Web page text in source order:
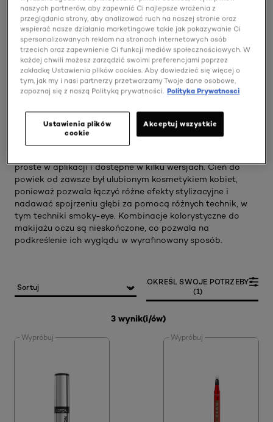
Sztuka makijażu oczu to prawdziwa pasja w L'Oréal Paris.
Tusz do rzęs, eyeliner, kredki do oczu i brwi, cienie do
powiek: nasze produkty do makijażu można nakładać w
nieskończoność lub pojedynczo, uzyskując minimalistyczny
efekt. Na rzęsy nakładamy odrobinę tuszu, aby
zintensyfikować spojrzenie i nadać oczom elegancki
wygląd. Ta wykonywana przez dużą liczbę kobiet czynność
celu uzyskania idealnej, powiększającej oczy linii. Nasze
ponadczasowe eyelinery są nadal uznawane za najbardziej
proste w aplikacji i dostępne w kilku wersjach. Cień do
powiek od zawsze był ulubionym kosmetykiem kobiet,
ponieważ pozwala łączyć różne efekty stylizacyjne i
nadawać spojrzeniu głębi za pomocą różnych technik, w
tym techniki smoky-eye. Kombinacje kolorystyczne do
makijażu oczu są nieskończone, co pozwala na
podkreślenie ich wyglądu w wyrafinowany sposób.
3 wynik(i/ów)
OKREŚL SWOJE POTRZEBY
(1)
Wypróbuj Wypróbuj
naszych partnerów, aby zapewnić Ci najlepsze wrażenia z
przeglądania strony, aby analizować ruch na naszej stronie oraz
wspierać nasze działania marketingowe takie jak pokazywanie Ci
spersonalizowanych reklam na stronach internetowych osób
trzecich oraz zapewnienie Ci funkcji mediów społecznościowych. W
każdej chwili możesz zarządzić swoimi preferencjami poprzez
zakładkę Ustawienia plików cookies. Aby dowiedzieć się więcej o
tym, jak my i nasi partnerzy przetwarzamy Twoje dane osobowe,
zapoznaj się z naszą Polityką prywatności. Polityka Prywatnosci
Ustawienia plików
cookie
Akceptuj wszystkie